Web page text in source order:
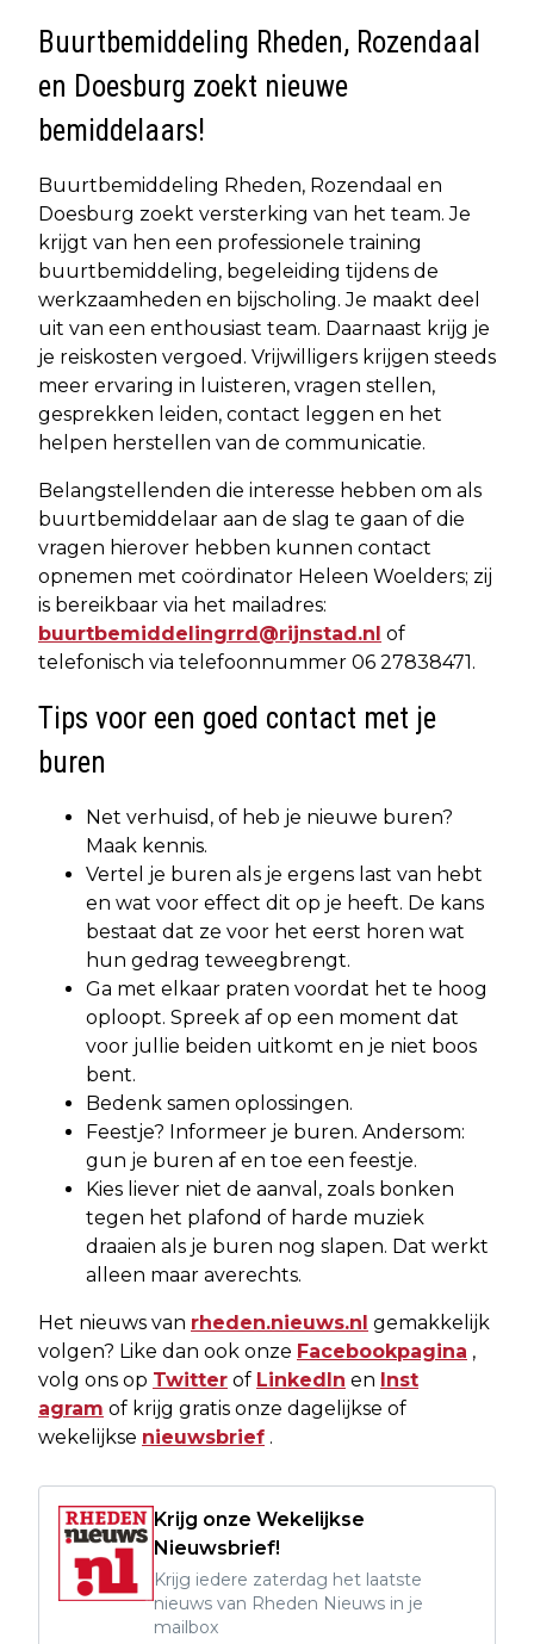
Buurtbemiddeling Rheden, Rozendaal
en Doesburg zoekt nieuwe
bemiddelaars!
Buurtbemiddeling Rheden, Rozendaal en
Doesburg zoekt versterking van het team. Je
krijgt van hen een professionele training
buurtbemiddeling, begeleiding tijdens de
werkzaamheden en bijscholing. Je maakt deel
uit van een enthousiast team. Daarnaast krijg je
je reiskosten vergoed. Vrijwilligers krijgen steeds
meer ervaring in luisteren, vragen stellen,
gesprekken leiden, contact leggen en het
helpen herstellen van de communicatie.
Belangstellenden die interesse hebben om als
buurtbemiddelaar aan de slag te gaan of die
vragen hierover hebben kunnen contact
opnemen met coördinator Heleen Woelders; zij
is bereikbaar via het mailadres:
buurtbemiddelingrrd@rijnstad.nl of
telefonisch via telefoonnummer 06 27838471.
Tips voor een goed contact met je
buren
Net verhuisd, of heb je nieuwe buren?
Maak kennis.
Vertel je buren als je ergens last van hebt
en wat voor effect dit op je heeft. De kans
bestaat dat ze voor het eerst horen wat
hun gedrag teweegbrengt.
Ga met elkaar praten voordat het te hoog
oploopt. Spreek af op een moment dat
voor jullie beiden uitkomt en je niet boos
bent.
Bedenk samen oplossingen.
Feestje? Informeer je buren. Andersom:
gun je buren af en toe een feestje.
Kies liever niet de aanval, zoals bonken
tegen het plafond of harde muziek
draaien als je buren nog slapen. Dat werkt
alleen maar averechts.
Het nieuws van rheden.nieuws.nl gemakkelijk
volgen? Like dan ook onze Facebookpagina ,
volg ons op Twitter of LinkedIn en Inst
agram of krijg gratis onze dagelijkse of
wekelijkse nieuwsbrief .
Krijg onze Wekelijkse
Nieuwsbrief!
Krijg iedere zaterdag het laatste
nieuws van Rheden Nieuws in je
mailbox